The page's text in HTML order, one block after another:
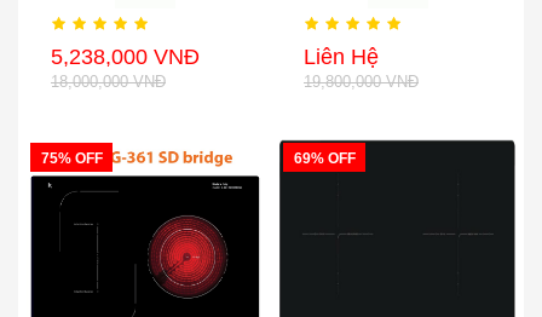
5,238,000 VNĐ
18,000,000 VNĐ
Liên Hệ
19,800,000 VNĐ
75% OFF 69% OFF